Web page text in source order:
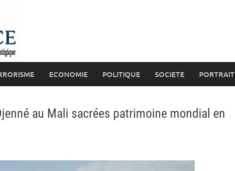
ECONOMIE POLITIQUE SOCIETE PORTRAIT
au Mali sacrées patrimoine mondial en